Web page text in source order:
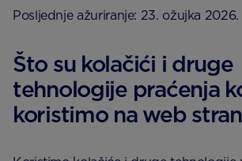
Posljednje ažuriranje: 23. ožujka 2026.
Što su kolačići i druge
tehnologije praćenja
koristimo na web